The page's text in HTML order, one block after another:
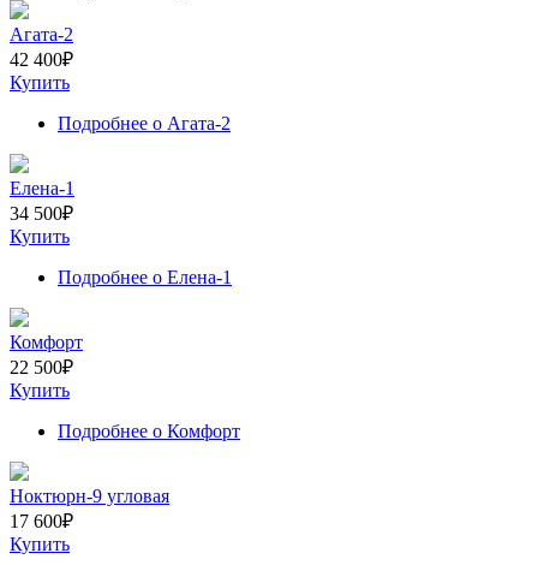
Агата-2
42 400₽
Купить
Подробнее о Агата-2
Елена-1
34 500₽
Купить
Подробнее о Елена-1
Комфорт
22 500₽
Купить
Подробнее о Комфорт
Ноктюрн-9 угловая
17 600₽
Купить